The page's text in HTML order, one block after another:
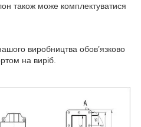
також може комплектуватися
виробництва обов’язково
на виріб.